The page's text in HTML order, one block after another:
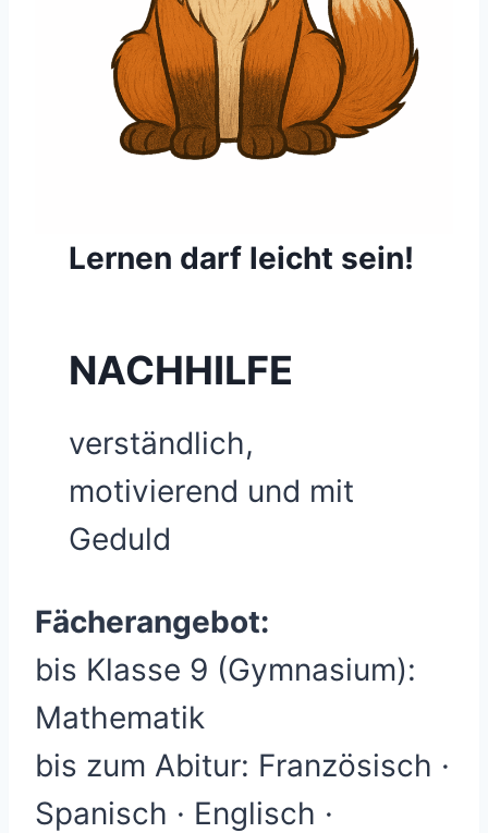
Lernen darf leicht sein!
NACHHILFE
verständlich,
motivierend und mit
Geduld
Fächerangebot:
bis Klasse 9 (Gymnasium):
Mathematik
bis zum Abitur: Französisch ·
Spanisch · Englisch ·